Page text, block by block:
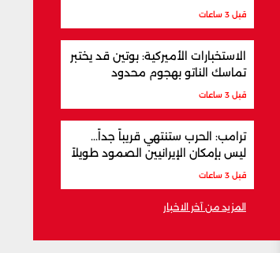
قبل 3 ساعات
الاستخبارات الأميركية: بوتين قد يختبر
تماسك الناتو بهجوم محدود
قبل 3 ساعات
ترامب: الحرب ستنتهي قريباً جداً...
ليس بإمكان الإيرانيين الصمود طويلاً
قبل 3 ساعات
المزيد من آخر الاخبار